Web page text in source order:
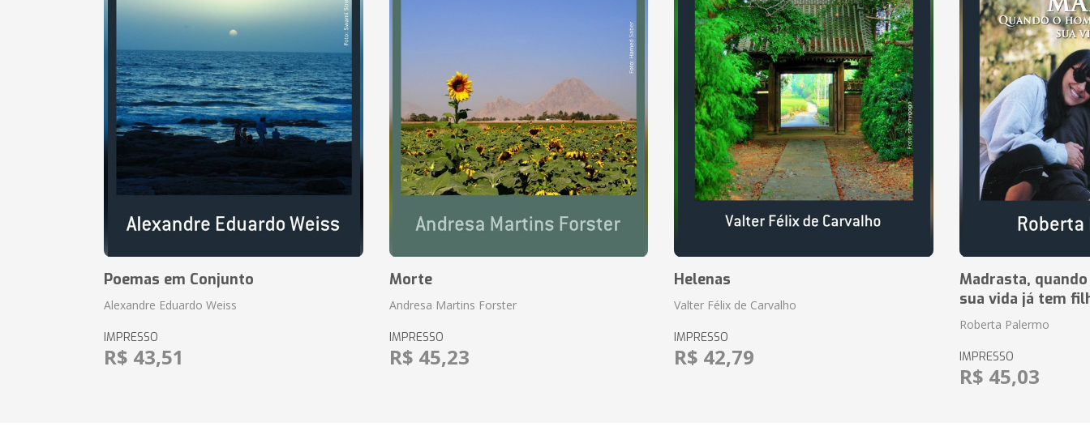
Poemas em Conjunto
Alexandre Eduardo Weiss
IMPRESSO
R$ 43,51
Morte
Andresa Martins Forster
IMPRESSO
R$ 45,23
Helenas
Valter Félix de Carvalho
IMPRESSO
R$ 42,79
Madrasta,
sua vida já tem
Roberta Palermo
IMPRESSO
R$ 45,03